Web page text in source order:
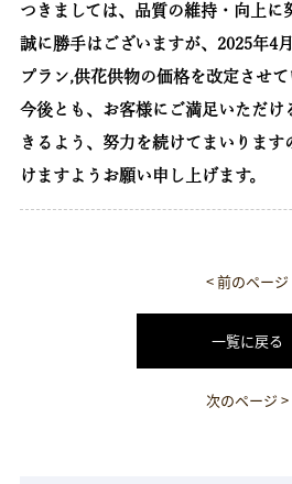
つきましては、品質の維持・向上に
誠に勝手はございますが、2025年4
プラン,供花供物の価格を改定させて
今後とも、お客様にご満足いただけ
きるよう、努力を続けてまいりま
けますようお願い申し上げます。
< 前のページ
一覧に戻る
次のページ >